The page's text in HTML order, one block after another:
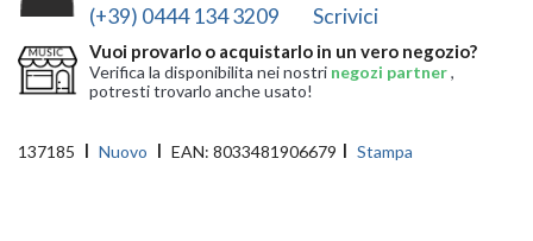
(+39) 0444 134 3209 Scrivici
Vuoi provarlo o acquistarlo in un vero negozio?
Verifica la disponibilita nei nostri negozi partner,
potresti trovarlo anche usato!
137185 Nuovo EAN: 8033481906679 Stampa